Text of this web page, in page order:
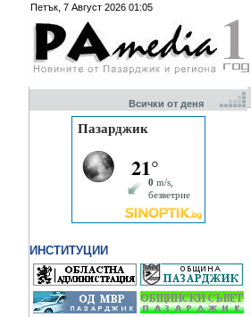
Петък, 7 Август 2026 01:05
Всички от деня
ИНСТИТУЦИИ